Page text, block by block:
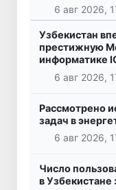
6 авг 2026,
Узбекистан
престижную
информатике
6 авг 2026,
Рассмотрено
задач в
6 авг 2026,
Число
в Узбекистане